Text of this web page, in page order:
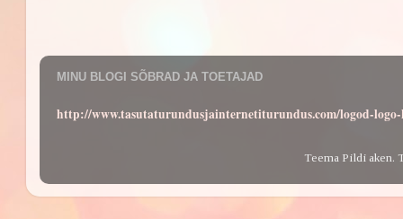
MINU BLOGI SÕBRAD JA TOETAJAD
http://www.tasutaturundusjainternetiturundus.com/logod-
Teema Pildi aken.